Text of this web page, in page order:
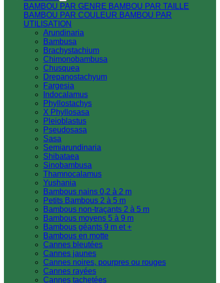
BAMBOU PAR GENRE BAMBOU PAR TAILLE
BAMBOU PAR COULEUR BAMBOU PAR
UTILISATION
Arundinaria
Bambusa
Brachystachium
Chimonobambusa
Chusquea
Drepanostachyum
Fargesia
Indocalamus
Phyllostachys
X Phyllosasa
Pleioblastus
Pseudosasa
Sasa
Semiarundinaria
Shibataea
Sinobambusa
Thamnocalamus
Yushania
Bambous nains 0,2 à 2 m
Petits Bambous 2 à 5 m
Bambous non-traçants 2 à 5 m
Bambous moyens 5 à 9 m
Bambous géants 9 m et +
Bambous en motte
Cannes bleutées
Cannes jaunes
Cannes noires, pourpres ou rouges
Cannes rayées
Cannes tachetées